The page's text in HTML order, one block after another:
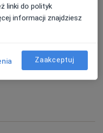
onkologiczna
linki do polityk
informacji znajdziesz
Zaakceptuj